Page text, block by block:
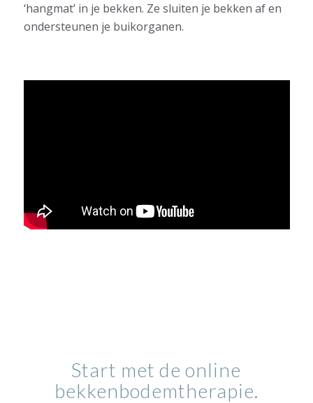
‘hangmat’ in je bekken. Ze sluiten je bekken af en
ondersteunen je buikorganen.
Start met de online
bekkenbodemtherapie.